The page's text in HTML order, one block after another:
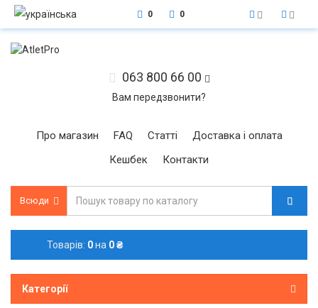
0 0
063 800 66 00
Вам передзвонити?
Про магазин FAQ Статті
Доставка і оплата
Кешбек
Контакти
Всюди
Товарів: 0на 0 ₴
Категорії